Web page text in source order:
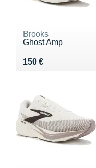
Brooks
Ghost Amp
150 €
Vendu 150 €